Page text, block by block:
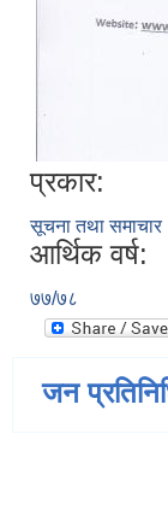
प्रकार:
सूचना तथा समाचार
आर्थिक वर्ष:
७७/७८
जन